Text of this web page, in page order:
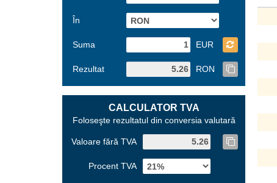
În
Suma EUR
Rezultat RON
CALCULATOR TVA
Foloseşte rezultatul din conversia valutară
Valoare fără TVA
Procent TVA